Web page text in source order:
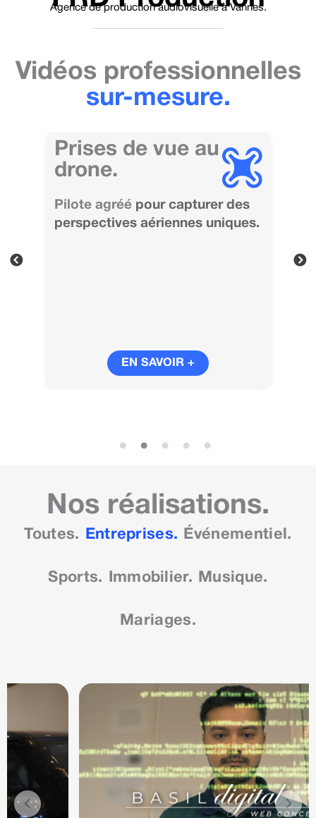
Agence de production audiovisuelle à Vannes.
Vidéos professionnelles
sur-mesure.
Prises de vue au
drone.
Pilote agréé pour capturer des
perspectives aériennes uniques.
EN SAVOIR +
Nos réalisations.
Toutes. Entreprises. Événementiel.
Sports. Immobilier. Musique.
Mariages.